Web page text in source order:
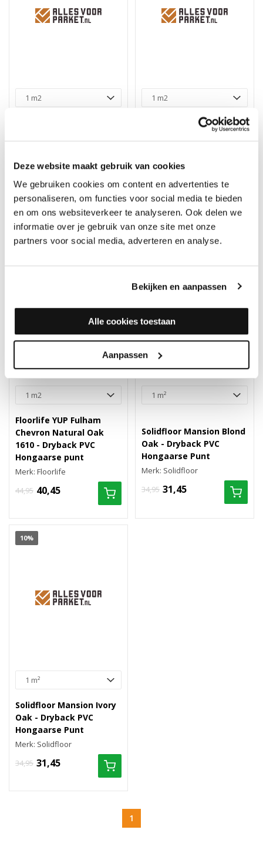
Deze website maakt gebruik van cookies
We gebruiken cookies om content en advertenties te
personaliseren, om functies voor social media te bieden
en om ons websiteverkeer te analyseren. Ook delen we
informatie over je gebruik van onze site met onze
partners voor social media, adverteren en analyse.
Bekijken en aanpassen
Alle cookies toestaan
Aanpassen
2503 - Dryback PVC
Hongaarse punt
Merk: Floorlife
44,95 40,45
Herringbone Chevron
- Dryback PVC
Hongaarse punt
Merk: Floorlife
44,95 40,45
Floorlife YUP Fulham
Chevron Natural Oak
1610 - Dryback PVC
Hongaarse punt
Merk: Floorlife
44,95 40,45
Solidfloor Mansion Blond
Oak - Dryback PVC
Hongaarse Punt
Merk: Solidfloor
34,95 31,45
10%
Solidfloor Mansion Ivory
Oak - Dryback PVC
Hongaarse Punt
Merk: Solidfloor
34,95 31,45
1